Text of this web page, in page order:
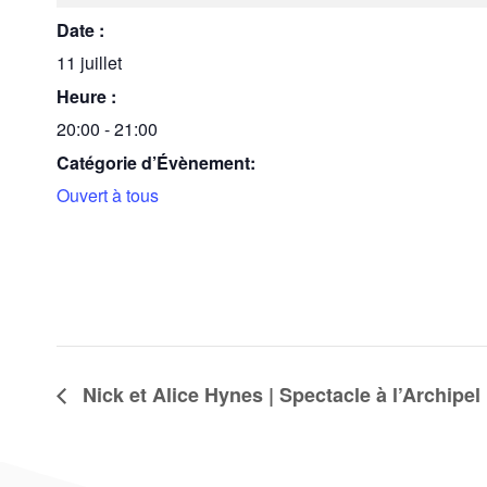
Date :
11 juillet
Heure :
20:00 - 21:00
Catégorie d’Évènement:
Ouvert à tous
Nick et Alice Hynes | Spectacle à l’Archipel